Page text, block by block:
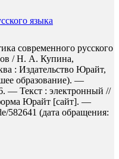
языка
современного русского
/ Н. А. Купина,
: Издательство Юрайт,
образование). —
— Текст : электронный //
Юрайт [сайт]. —
582641 (дата обращения: